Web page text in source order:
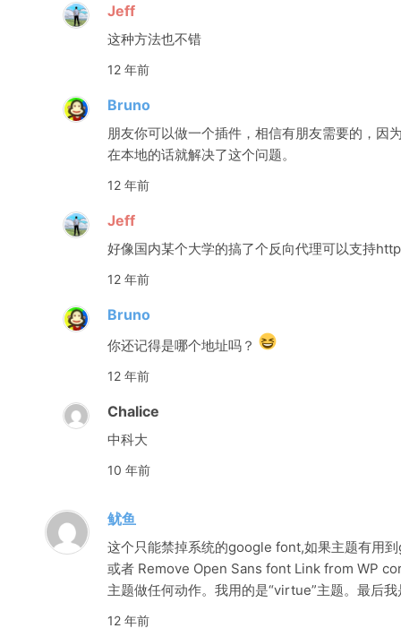
Jeff
这种方法也不错
12 年前
Bruno
朋友你可以做一个插件，相信有朋友需要的，
在本地的话就解决了这个问题。
12 年前
Jeff
好像国内某个大学的搞了个反向代理可以支持
12 年前
Bruno
你还记得是哪个地址吗？
12 年前
Chalice
中科大
10 年前
鱿鱼
这个只能禁掉系统的google font,如果主题有用
或者 Remove Open Sans font Link from WP
主题做任何动作。我用的是“virtue”主题。最后
12 年前